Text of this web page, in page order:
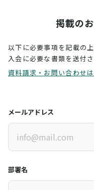
掲載の
以下に必要事項を記載の
入会に必要な書類を送付
資料請求・お問い合わせ
メールアドレス
部署名